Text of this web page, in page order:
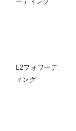
L2フォワーデ
ィング